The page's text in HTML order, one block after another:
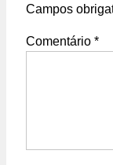
Campos
Comentário *